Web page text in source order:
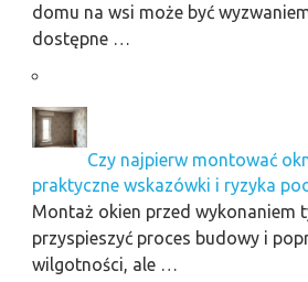
domu na wsi może być
dostępne …
Czy najpierw montować
praktyczne wskazówki i ryzyka
Montaż okien przed wykonaniem
przyspieszyć proces budowy i
wilgotności, ale …